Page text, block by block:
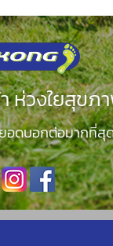
ห่วงใยสุข
อดบอกต่อมากที่สุ